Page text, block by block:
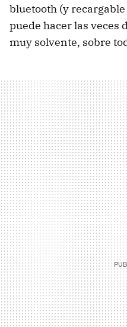
bluetooth (y
puede hacer las veces
muy solvente, sobre